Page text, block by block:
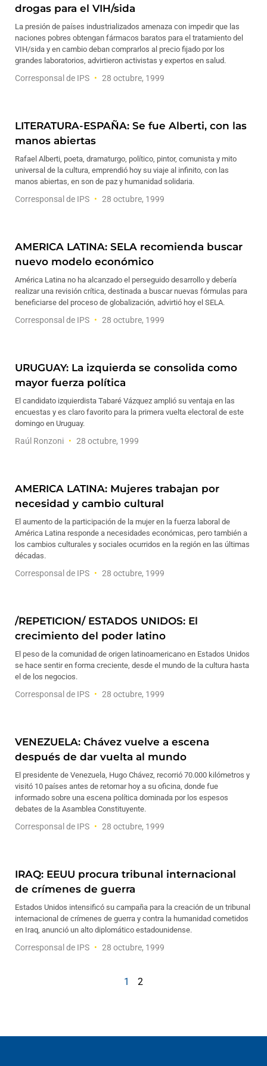
drogas para el VIH/sida
La presión de países industrializados amenaza con impedir que las
naciones pobres obtengan fármacos baratos para el tratamiento del
VIH/sida y en cambio deban comprarlos al precio fijado por los
grandes laboratorios, advirtieron activistas y expertos en salud.
Corresponsal de IPS 28 octubre, 1999
LITERATURA-ESPAÑA: Se fue Alberti, con las
manos abiertas
Rafael Alberti, poeta, dramaturgo, político, pintor, comunista y mito
universal de la cultura, emprendió hoy su viaje al infinito, con las
manos abiertas, en son de paz y humanidad solidaria.
Corresponsal de IPS 28 octubre, 1999
AMERICA LATINA: SELA recomienda buscar
nuevo modelo económico
América Latina no ha alcanzado el perseguido desarrollo y debería
realizar una revisión crítica, destinada a buscar nuevas fórmulas para
beneficiarse del proceso de globalización, advirtió hoy el SELA.
Corresponsal de IPS 28 octubre, 1999
URUGUAY: La izquierda se consolida como
mayor fuerza política
El candidato izquierdista Tabaré Vázquez amplió su ventaja en las
encuestas y es claro favorito para la primera vuelta electoral de este
domingo en Uruguay.
Raúl Ronzoni 28 octubre, 1999
AMERICA LATINA: Mujeres trabajan por
necesidad y cambio cultural
El aumento de la participación de la mujer en la fuerza laboral de
América Latina responde a necesidades económicas, pero también a
los cambios culturales y sociales ocurridos en la región en las últimas
décadas.
Corresponsal de IPS 28 octubre, 1999
/REPETICION/ ESTADOS UNIDOS: El
crecimiento del poder latino
El peso de la comunidad de origen latinoamericano en Estados Unidos
se hace sentir en forma creciente, desde el mundo de la cultura hasta
el de los negocios.
Corresponsal de IPS 28 octubre, 1999
VENEZUELA: Chávez vuelve a escena
después de dar vuelta al mundo
El presidente de Venezuela, Hugo Chávez, recorrió 70.000 kilómetros y
visitó 10 países antes de retornar hoy a su oficina, donde fue
informado sobre una escena política dominada por los espesos
debates de la Asamblea Constituyente.
Corresponsal de IPS 28 octubre, 1999
IRAQ: EEUU procura tribunal internacional
de crímenes de guerra
Estados Unidos intensificó su campaña para la creación de un tribunal
internacional de crímenes de guerra y contra la humanidad cometidos
en Iraq, anunció un alto diplomático estadounidense.
Corresponsal de IPS 28 octubre, 1999
1 2